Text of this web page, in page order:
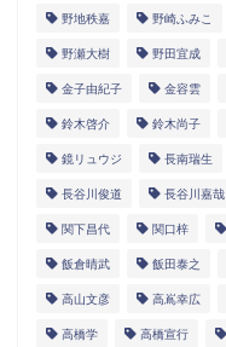
野地秩嘉 野崎ふみこ
野瀬大樹 野田宜成
金子由紀子 金容雲
鈴木啓介 鈴木尚子
鏡リュウジ 長南瑞生
長谷川俊道 長谷川嘉哉
関下昌代 関口梓
飯倉晴武 飯田泰之
高山文彦 高嶌幸広
高橋学 高橋宣行